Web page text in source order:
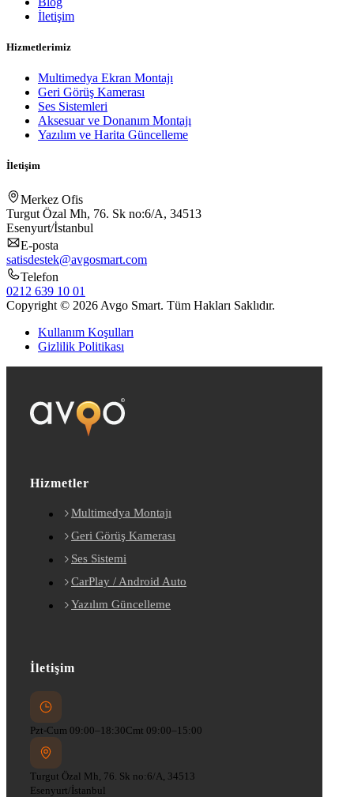
İletişim
Hizmetlerimiz
Multimedya Ekran Montajı
Geri Görüş Kamerası
Ses Sistemleri
Aksesuar ve Donanım Montajı
Yazılım ve Harita Güncelleme
İletişim
Merkez Ofis
Turgut Özal Mh, 76. Sk no:6/A, 34513
Esenyurt/İstanbul
E-posta
satisdestek@avgosmart.com
Telefon
0212 639 10 01
Copyright © 2026 Avgo Smart. Tüm Hakları Saklıdır.
Kullanım Koşulları
Gizlilik Politikası
Hizmetler
Multimedya Montajı
Geri Görüş Kamerası
Ses Sistemi
CarPlay / Android Auto
Yazılım Güncelleme
İletişim
Pzt-Cum 09:00–18:30Cmt 09:00–15:00
Turgut Özal Mh, 76. Sk no:6/A, 34513
Esenyurt/İstanbul